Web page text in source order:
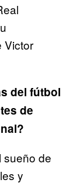
Victor
del fútbol
de
sueño de
y